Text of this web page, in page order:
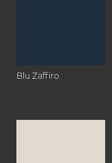
Blu Zaffiro